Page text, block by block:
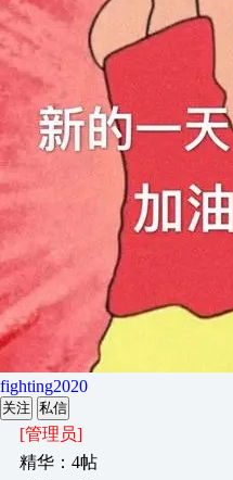
fighting2020
关注 私信
[管理员]
精华：4帖